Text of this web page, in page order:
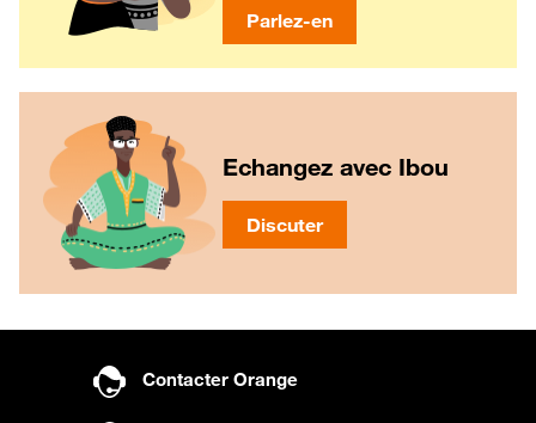
Parlez-en
Echangez avec Ibou
Discuter
Contacter Orange